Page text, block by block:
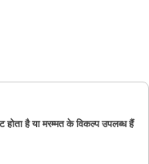
है या मरम्मत के विकल्प उपलब्ध हैं